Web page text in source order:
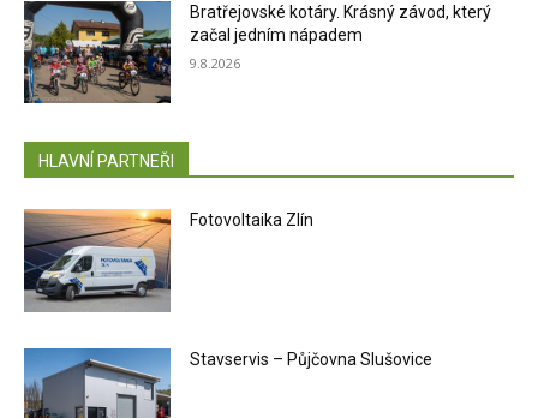
Bratřejovské kotáry. Krásný závod, který
začal jedním nápadem
9.8.2026
HLAVNÍ PARTNEŘI
Fotovoltaika Zlín
Stavservis – Půjčovna Slušovice